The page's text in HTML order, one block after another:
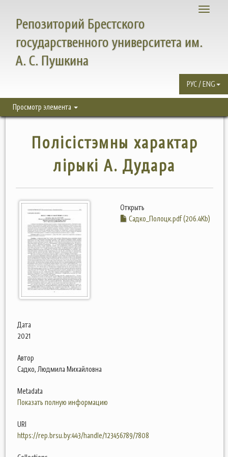
Toggle
Репозиторий Брестского
государственного университета им.
А. С. Пушкина
РУС / ENG
Просмотр элемента
Полісістэмны характар
лірыкі А. Дудара
Открыть
Садко_Полоцк.pdf (206.4Kb)
Дата
2021
Автор
Садко, Людмила Михайловна
Metadata
Показать полную информацию
URI
https://rep.brsu.by:443/handle/123456789/7808